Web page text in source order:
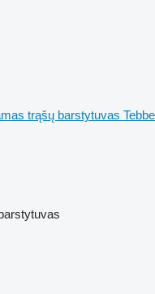
trąšų barstytuvas Tebbe